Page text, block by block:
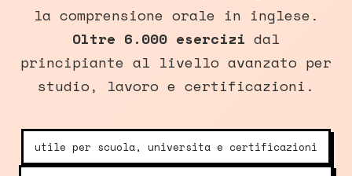
la comprensione orale in inglese.
Oltre 6.000 esercizi dal
principiante al livello avanzato per
studio, lavoro e certificazioni.
utile per scuola, universita e certificazioni